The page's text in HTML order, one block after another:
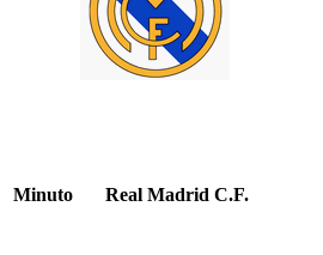
Minuto Real Madrid C.F.